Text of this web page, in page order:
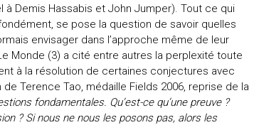
Demis Hassabis et John Jumper). Tout ce qui
se pose la question de savoir quelles
envisager dans l’approche même de leur
Monde (3) a cité entre autres la perplexité toute
à la résolution de certaines conjectures avec
Terence Tao, médaille Fields 2006, reprise de la
fondamentales. Qu’est-ce qu’une preuve ?
? Si nous ne nous les posons pas, alors les